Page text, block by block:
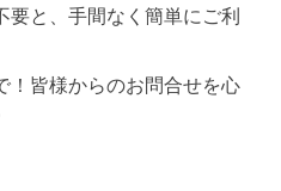
要と、手間なく簡単にご利
！皆様からのお問合せを心